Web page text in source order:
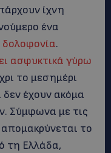
ίχνη
ένα
δολοφονία.
ασφυκτικά γύρω
το μεσημέρι
δεν έχουν ακόμα
Σύμφωνα με τις
απομακρύνεται το
τη Ελλάδα,